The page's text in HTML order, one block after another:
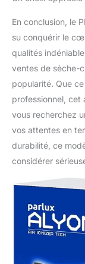
En conclusion, le
su conquérir le
qualités
ventes de sèche-
popularité. Que
professionnel, cet
vous recherchez
vos attentes en
durabilité, ce
considérer